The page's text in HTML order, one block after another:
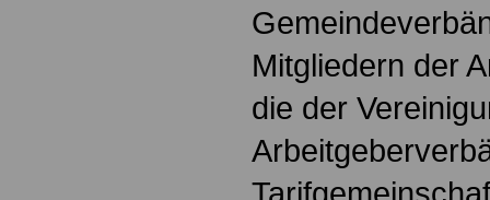
Mitgliedern der
die der